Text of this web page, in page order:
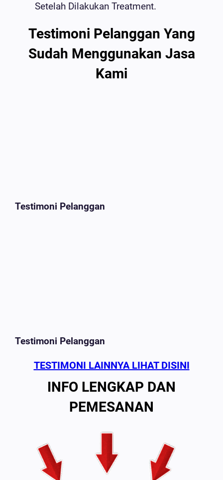
Setelah Dilakukan Treatment.
Testimoni Pelanggan Yang
Sudah Menggunakan Jasa
Kami
Testimoni Pelanggan
Testimoni Pelanggan
TESTIMONI LAINNYA LIHAT DISINI
INFO LENGKAP DAN
PEMESANAN